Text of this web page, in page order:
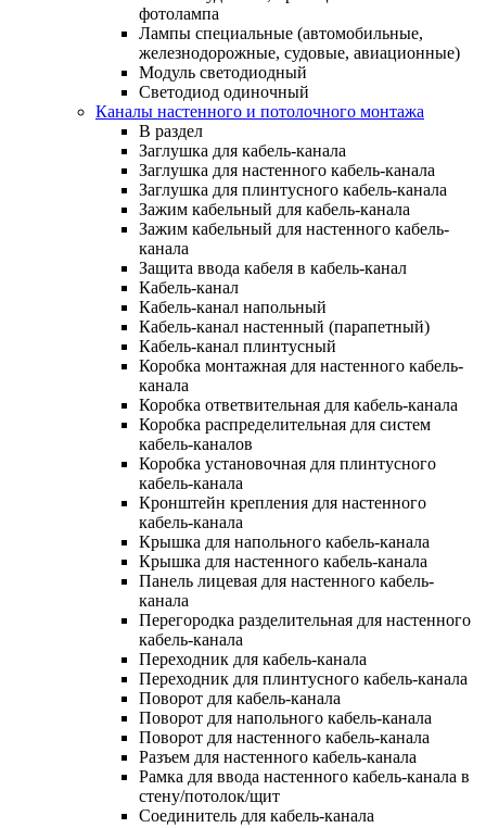
фотолампа
Лампы специальные (автомобильные,
железнодорожные, судовые, авиационные)
Модуль светодиодный
Светодиод одиночный
Каналы настенного и потолочного монтажа
В раздел
Заглушка для кабель-канала
Заглушка для настенного кабель-канала
Заглушка для плинтусного кабель-канала
Зажим кабельный для кабель-канала
Зажим кабельный для настенного кабель-
канала
Защита ввода кабеля в кабель-канал
Кабель-канал
Кабель-канал напольный
Кабель-канал настенный (парапетный)
Кабель-канал плинтусный
Коробка монтажная для настенного кабель-
канала
Коробка ответвительная для кабель-канала
Коробка распределительная для систем
кабель-каналов
Коробка установочная для плинтусного
кабель-канала
Кронштейн крепления для настенного
кабель-канала
Крышка для напольного кабель-канала
Крышка для настенного кабель-канала
Панель лицевая для настенного кабель-
канала
Перегородка разделительная для настенного
кабель-канала
Переходник для кабель-канала
Переходник для плинтусного кабель-канала
Поворот для кабель-канала
Поворот для напольного кабель-канала
Поворот для настенного кабель-канала
Разъем для настенного кабель-канала
Рамка для ввода настенного кабель-канала в
стену/потолок/щит
Соединитель для кабель-канала